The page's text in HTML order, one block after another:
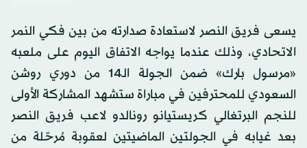
يسعى فريق النصر لاستعادة صدارته من بين فكي النمر
الاتحادي، وذلك عندما يواجه الاتفاق اليوم على ملعبه
«مرسول بارك» ضمن الجولة الـ14 من دوري روشن
السعودي للمحترفين في مباراة ستشهد المشاركة الأولى
للنجم البرتغالي كريستيانو رونالدو لاعب فريق النصر
بعد غيابه في الجولتين الماضيتين لعقوبة مُرحّلة من